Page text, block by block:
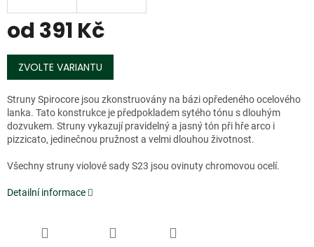
od 391 Kč
Měrná
cena:
ZVOLTE VARIANTU
Struny Spirocore jsou zkonstruovány na bázi opředeného ocelového
lanka. Tato konstrukce je předpokladem sytého tónu s dlouhým
dozvukem. Struny vykazují pravidelný a jasný tón při hře arco i
pizzicato, jedinečnou pružnost a velmi dlouhou životnost.
Všechny struny violové sady S23 jsou ovinuty chromovou ocelí.
Detailní informace